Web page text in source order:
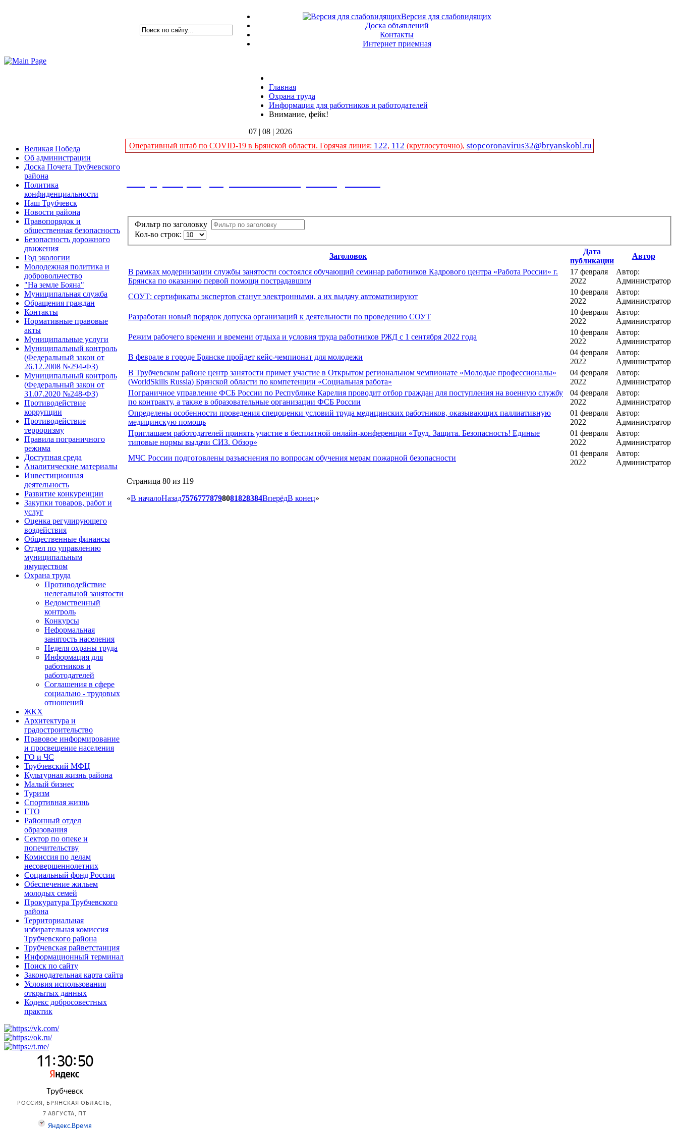
Версия для слабовидящих
Доска объявлений
Контакты
Интернет приемная
Главная
Охрана труда
Информация для работников и работодателей
Внимание, фейк!
07 | 08 | 2026
Великая Победа
Об администрации
Доска Почета Трубчевского
района
Политика
конфиденциальности
Наш Трубчевск
Новости района
Правопорядок и
общественная безопасность
Безопасность дорожного
движения
Год экологии
Молодежная политика и
добровольчество
"На земле Бояна"
Муниципальная служба
Обращения граждан
Контакты
Нормативные правовые
акты
Муниципальные услуги
Муниципальный контроль
(Федеральный закон от
26.12.2008 №294-ФЗ)
Муниципальный контроль
(Федеральный закон от
31.07.2020 №248-ФЗ)
Противодействие
коррупции
Противодействие
терроризму
Правила пограничного
режима
Доступная среда
Аналитические материалы
Инвестиционная
деятельность
Развитие конкуренции
Закупки товаров, работ и
услуг
Оценка регулирующего
воздействия
Общественные финансы
Отдел по управлению
муниципальным
имуществом
Охрана труда
Противодействие
нелегальной занятости
Ведомственный
контроль
Конкурсы
Неформальная
занятость населения
Неделя охраны труда
Информация для
работников и
работодателей
Соглашения в сфере
социально - трудовых
отношений
ЖКХ
Архитектура и
градостроительство
Правовое информирование
и просвещение населения
ГО и ЧС
Трубчевский МФЦ
Культурная жизнь района
Малый бизнес
Туризм
Спортивная жизнь
ГТО
Районный отдел
образования
Сектор по опеке и
попечительству
Комиссия по делам
несовершеннолетних
Социальный фонд России
Обеспечение жильем
молодых семей
Прокуратура Трубчевского
района
Территориальная
избирательная комиссия
Трубчевского района
Трубчевская райветстанция
Информационный терминал
Поиск по сайту
Законодательная карта сайта
Условия использования
открытых данных
Кодекс добросовестных
практик
Оперативный штаб по COVID-19 в Брянской области. Горячая линия: 122, 112 (круглосуточно), stopcoronavirus32@bryanskobl.ru
Фильтр по заголовку
Кол-во строк:
Заголовок
Дата
публикации
Автор
В рамках модернизации службы занятости состоялся обучающий семинар работников Кадрового центра «Работа России» г.
Брянска по оказанию первой помощи пострадавшим
17 февраля
2022
Автор:
Администратор
СОУТ: сертификаты экспертов станут электронными, а их выдачу автоматизируют
10 февраля
2022
Автор:
Администратор
Разработан новый порядок допуска организаций к деятельности по проведению СОУТ
10 февраля
2022
Автор:
Администратор
Режим рабочего времени и времени отдыха и условия труда работников РЖД с 1 сентября 2022 года
10 февраля
2022
Автор:
Администратор
В феврале в городе Брянске пройдет кейс-чемпионат для молодежи
04 февраля
2022
Автор:
Администратор
В Трубчевском районе центр занятости примет участие в Открытом региональном чемпионате «Молодые профессионалы»
(WorldSkills Russia) Брянской области по компетенции «Социальная работа»
04 февраля
2022
Автор:
Администратор
Пограничное управление ФСБ России по Республике Карелия проводит отбор граждан для поступления на военную службу
по контракту, а также в образовательные организации ФСБ России
04 февраля
2022
Автор:
Администратор
Определены особенности проведения спецоценки условий труда медицинских работников, оказывающих паллиативную
медицинскую помощь
01 февраля
2022
Автор:
Администратор
Приглашаем работодателей принять участие в бесплатной онлайн-конференции «Труд. Защита. Безопасность! Единые
типовые нормы выдачи СИЗ. Обзор»
01 февраля
2022
Автор:
Администратор
МЧС России подготовлены разъяснения по вопросам обучения мерам пожарной безопасности
01 февраля
2022
Автор:
Администратор
Страница 80 из 119
«В началоНазад75767778798081828384ВперёдВ конец»